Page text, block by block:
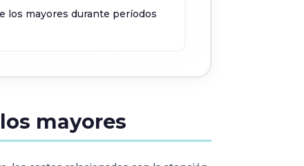
los mayores durante períodos
mayores